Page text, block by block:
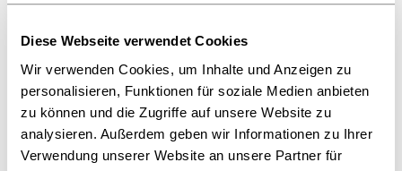
Diese Webseite verwendet Cookies
Wir verwenden Cookies, um Inhalte und Anzeigen zu
personalisieren, Funktionen für soziale Medien anbieten
zu können und die Zugriffe auf unsere Website zu
analysieren. Außerdem geben wir Informationen zu Ihrer
Verwendung unserer Website an unsere Partner für
Mehr erfahren
Zu welchem Stichtag wird der Faktor
für die Berechnung des jeweiligen
Jahresbeitrags vorliegen?
Mehr erfahren
Wo finde ich den neuen